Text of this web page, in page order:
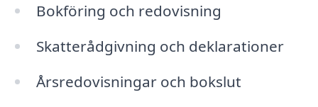
Bokföring och redovisning
Skatterådgivning och deklarationer
Årsredovisningar och bokslut